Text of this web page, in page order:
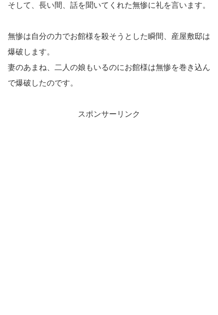
そして、長い間、話を聞いてくれた無惨に礼を言います。
無惨は自分の力でお館様を殺そうとした瞬間、産屋敷邸は
爆破します。
妻のあまね、二人の娘もいるのにお館様は無惨を巻き込ん
で爆破したのです。
スポンサーリンク